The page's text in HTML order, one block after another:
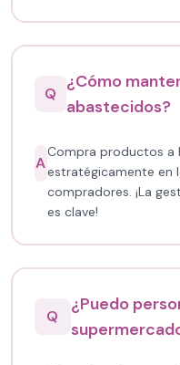
Q
¿Cómo
abastecidos?
A
Compra productos a
estratégicamente en
compradores. ¡La
es clave!
Q
¿Puedo